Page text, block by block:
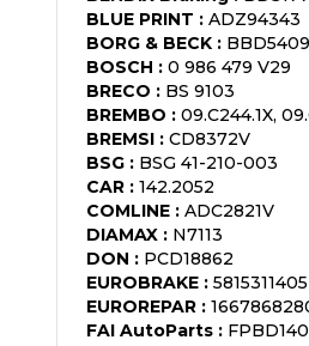
BLUE PRINT : ADZ94343
BORG & BECK : BBD5409
BOSCH : 0 986 479 V29
BRECO : BS 9103
BREMBO : 09.C244.1X,
BREMSI : CD8372V
BSG : BSG 41-210-003
CAR : 142.2052
COMLINE : ADC2821V
DIAMAX : N7113
DON : PCD18862
EUROBRAKE : 5815311405
EUROREPAR :
FAI AutoParts :